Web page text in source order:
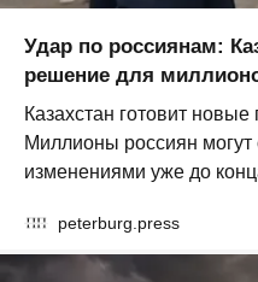
Удар по россиянам:
решение для
Казахстан готовит
Миллионы россиян могут
изменениями уже до
peterburg.press